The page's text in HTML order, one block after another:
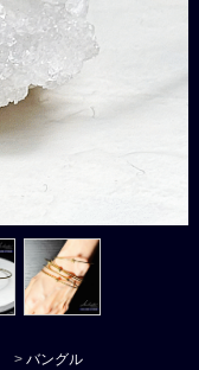
> バングル